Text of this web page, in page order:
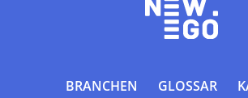
BRANCHEN GLOSSAR